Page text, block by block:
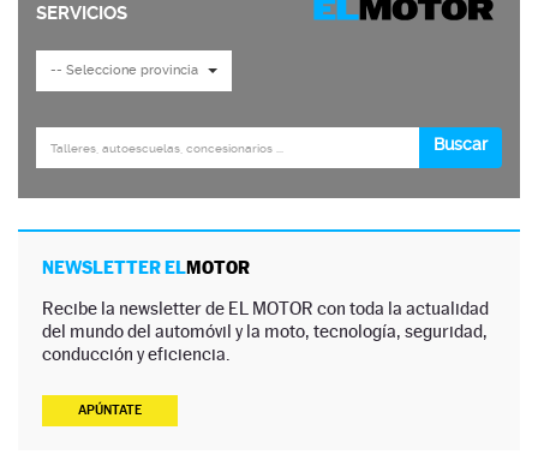
NEWSLETTER ELMOTOR
Recibe la newsletter de EL MOTOR con toda la actualidad
del mundo del automóvil y la moto, tecnología, seguridad,
conducción y eficiencia.
APÚNTATE